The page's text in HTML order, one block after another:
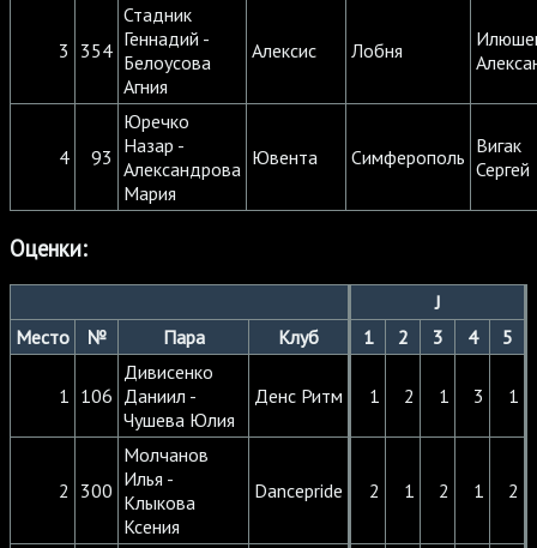
3 354
Стадник
Геннадий -
Белоусова
Агния
Алексис Лобня
4 93
Юречко
Назар -
Александрова
Мария
Ювента Симферополь Вигак
Сергей
Оценки:
J
Место
№ Пара Клуб 1 2 3 4 5
1 106
Дивисенко
Даниил -
Чушева Юлия
Денс Ритм 1 2 1 3 1
2 300
Молчанов
Илья -
Клыкова
Ксения
Dancepride 2 1 2 1 2